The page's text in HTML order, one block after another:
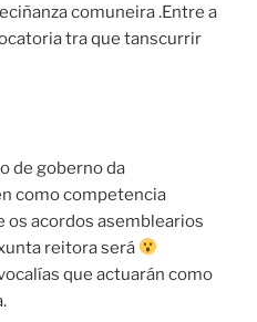
comuneira .Entre a
tra que tanscurrir
de goberno da
como competencia
os acordos asemblearios
reitora será
que actuarán como